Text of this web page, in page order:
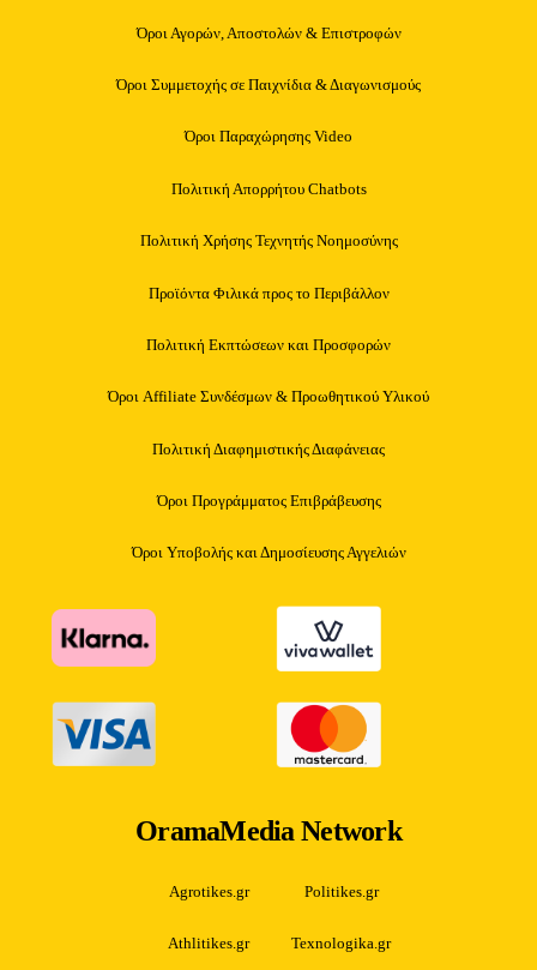
Όροι Αγορών, Αποστολών & Επιστροφών
Όροι Συμμετοχής σε Παιχνίδια & Διαγωνισμούς
Όροι Παραχώρησης Video
Πολιτική Απορρήτου Chatbots
Πολιτική Χρήσης Τεχνητής Νοημοσύνης
Προϊόντα Φιλικά προς το Περιβάλλον
Πολιτική Εκπτώσεων και Προσφορών
Όροι Affiliate Συνδέσμων & Προωθητικού Υλικού
Πολιτική Διαφημιστικής Διαφάνειας
Όροι Προγράμματος Επιβράβευσης
Όροι Υποβολής και Δημοσίευσης Αγγελιών
OramaMedia Network
Agrotikes.gr Politikes.gr
Athlitikes.gr Texnologika.gr